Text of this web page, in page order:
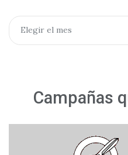
Archivos
Elegir el mes
Campañas